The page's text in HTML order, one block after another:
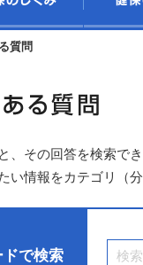
質問
、その回答を検索でき
い情報をカテゴリ（
ドで検索